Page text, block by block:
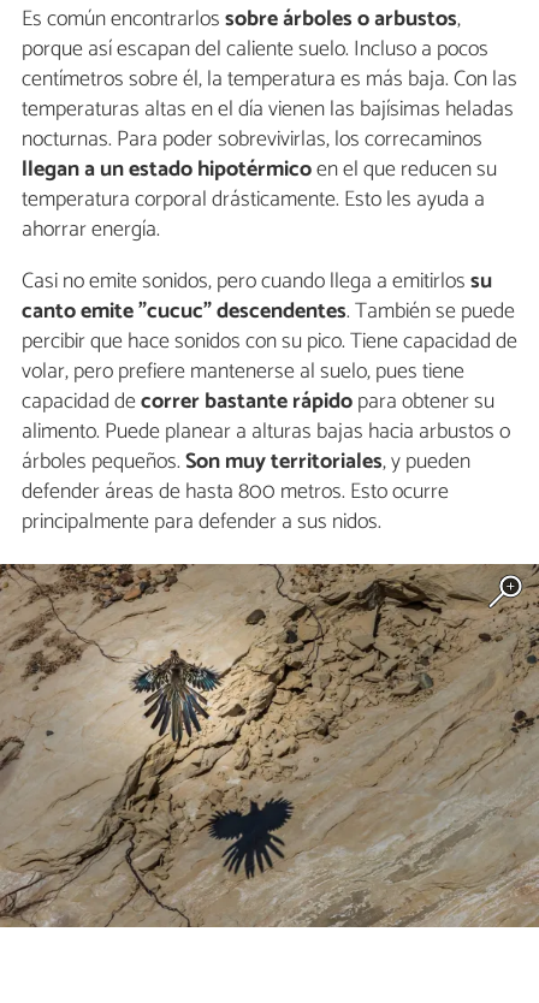
Es común encontrarlossobre árboles o arbustos,
porque así escapan del caliente suelo. Incluso a pocos
centímetros sobre él, la temperatura es más baja. Con las
temperaturas altas en el día vienen las bajísimas heladas
nocturnas. Para poder sobrevivirlas, los correcaminos
llegan a un estado hipotérmicoen el que reducen su
temperatura corporal drásticamente. Esto les ayuda a
ahorrar energía.
Casi no emite sonidos, pero cuando llega a emitirlossu
canto emite "cucuc" descendentes. También se puede
percibir que hace sonidos con su pico. Tiene capacidad de
volar, pero prefiere mantenerse al suelo, pues tiene
capacidad decorrer bastante rápidopara obtener su
alimento. Puede planear a alturas bajas hacia arbustos o
árboles pequeños.Son muy territoriales, y pueden
defender áreas de hasta 800 metros. Esto ocurre
principalmente para defender a sus nidos.